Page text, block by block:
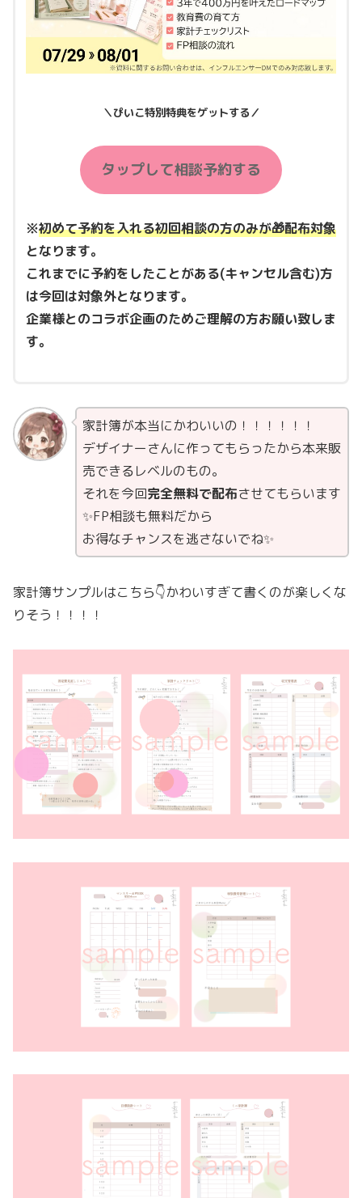
＼ぴいこ特別特典をゲットする／
タップして相談予約する
※初めて予約を入れる初回相談の方のみが🎁配布対象
となります。
これまでに予約をしたことがある(キャンセル含む)方
は今回は対象外となります。
企業様とのコラボ企画のためご理解の方お願い致しま
す。
家計簿が本当にかわいいの！！！！！！
デザイナーさんに作ってもらったから本来販
売できるレベルのもの。
それを今回完全無料で配布させてもらいます
✨FP相談も無料だから
お得なチャンスを逃さないでね✨
家計簿サンプルはこちら👇かわいすぎて書くのが楽しくな
りそう！！！！